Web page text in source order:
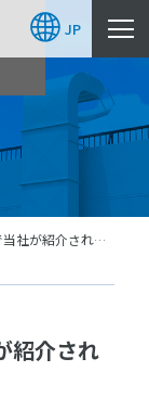
JP
社が紹介されま
紹介され